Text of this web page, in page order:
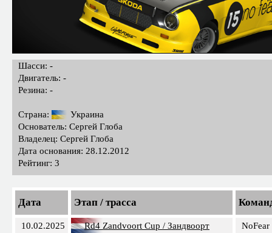
Шасси: -
Двигатель: -
Резина: -
Страна:
Украина
Основатель: Сергей Глоба
Владелец: Сергей Глоба
Дата основания: 28.12.2012
Рейтинг: 3
Дата Этап / трасса
10.02.2025 Rd4 Zandvoort Cup / Зандвоорт
NoFear